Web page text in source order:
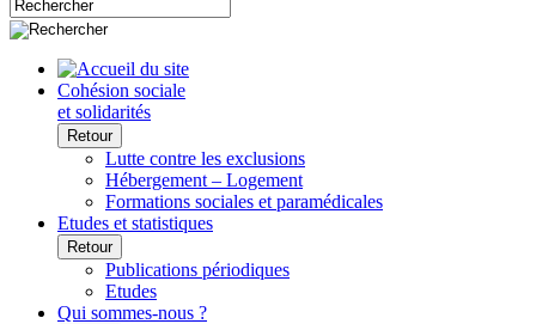
Cohésion sociale
et solidarités
Retour
Lutte contre les exclusions
Hébergement – Logement
Formations sociales et paramédicales
Etudes et statistiques
Retour
Publications périodiques
Etudes
Qui sommes-nous ?